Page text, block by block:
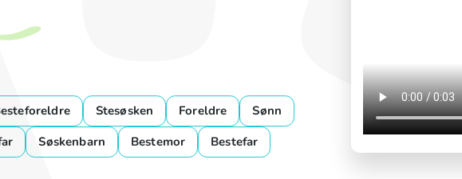
Stesøsken Foreldre
Sønn
Søskenbarn Bestemor Bestefar